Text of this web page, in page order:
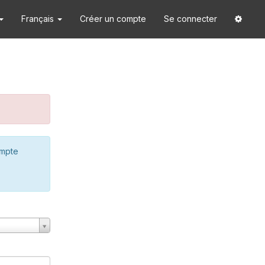
Français Créer un compte Se connecter